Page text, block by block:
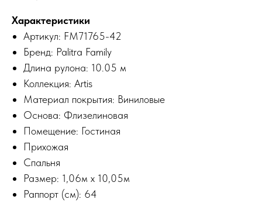
Характеристики
Артикул: FM71765-42
Бренд: Palitra Family
Длина рулона: 10.05 м
Коллекция: Artis
Материал покрытия: Виниловые
Основа: Флизелиновая
Помещение: Гостиная
Прихожая
Спальня
Размер: 1,06м х 10,05м
Раппорт (см): 64